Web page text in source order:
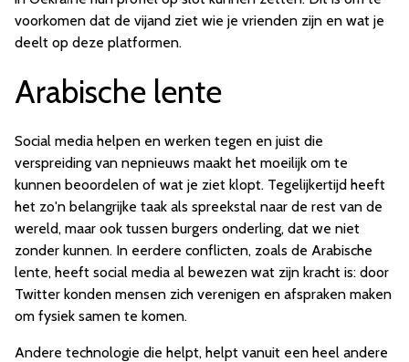
voorkomen dat de vijand ziet wie je vrienden zijn en wat je
deelt op deze platformen.
Arabische lente
Social media helpen en werken tegen en juist die
verspreiding van nepnieuws maakt het moeilijk om te
kunnen beoordelen of wat je ziet klopt. Tegelijkertijd heeft
het zo'n belangrijke taak als spreekstal naar de rest van de
wereld, maar ook tussen burgers onderling, dat we niet
zonder kunnen. In eerdere conflicten, zoals de Arabische
lente, heeft social media al bewezen wat zijn kracht is: door
Twitter konden mensen zich verenigen en afspraken maken
om fysiek samen te komen.
Andere technologie die helpt, helpt vanuit een heel andere